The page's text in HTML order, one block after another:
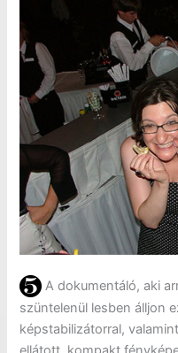
A dokumentáló, aki
szüntelenül lesben álljon
képstabilizátorral,